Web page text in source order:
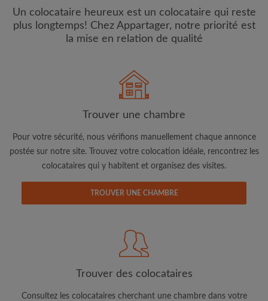
Prénom
Adresse email
Mot de passe
J'ai lu, compris et accepte les
Conditions d'utilisation
et ai pris connaissance de la
Un colocataire heureux est un colocataire qui reste
plus longtemps! Chez Appartager, notre priorité est
la mise en relation de qualité
Trouver une chambre
Pour votre sécurité, nous vérifions manuellement chaque annonce
postée sur notre site. Trouvez votre colocation idéale, rencontrez les
colocataires qui y habitent et organisez des visites.
TROUVER UNE CHAMBRE
Trouver des colocataires
Consultez les colocataires cherchant une chambre dans votre